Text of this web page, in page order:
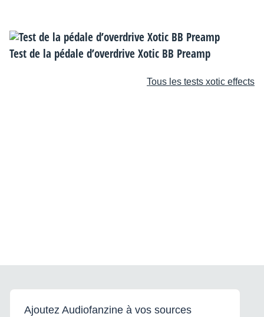
Test de la pédale d’overdrive Xotic BB Preamp
Tous les tests xotic effects
Ajoutez Audiofanzine à vos sources